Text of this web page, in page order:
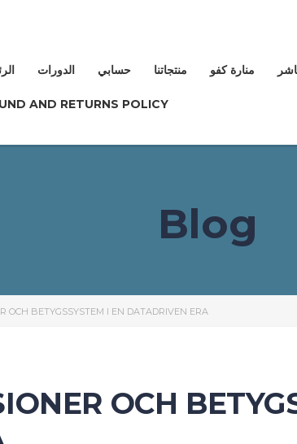
الدورات حسابي منتجاتنا منارة كفو
AND RETURNS POLICY
Blog
OCH BETYGSSYSTEM I EN DATADRIVEN ERA
OCH